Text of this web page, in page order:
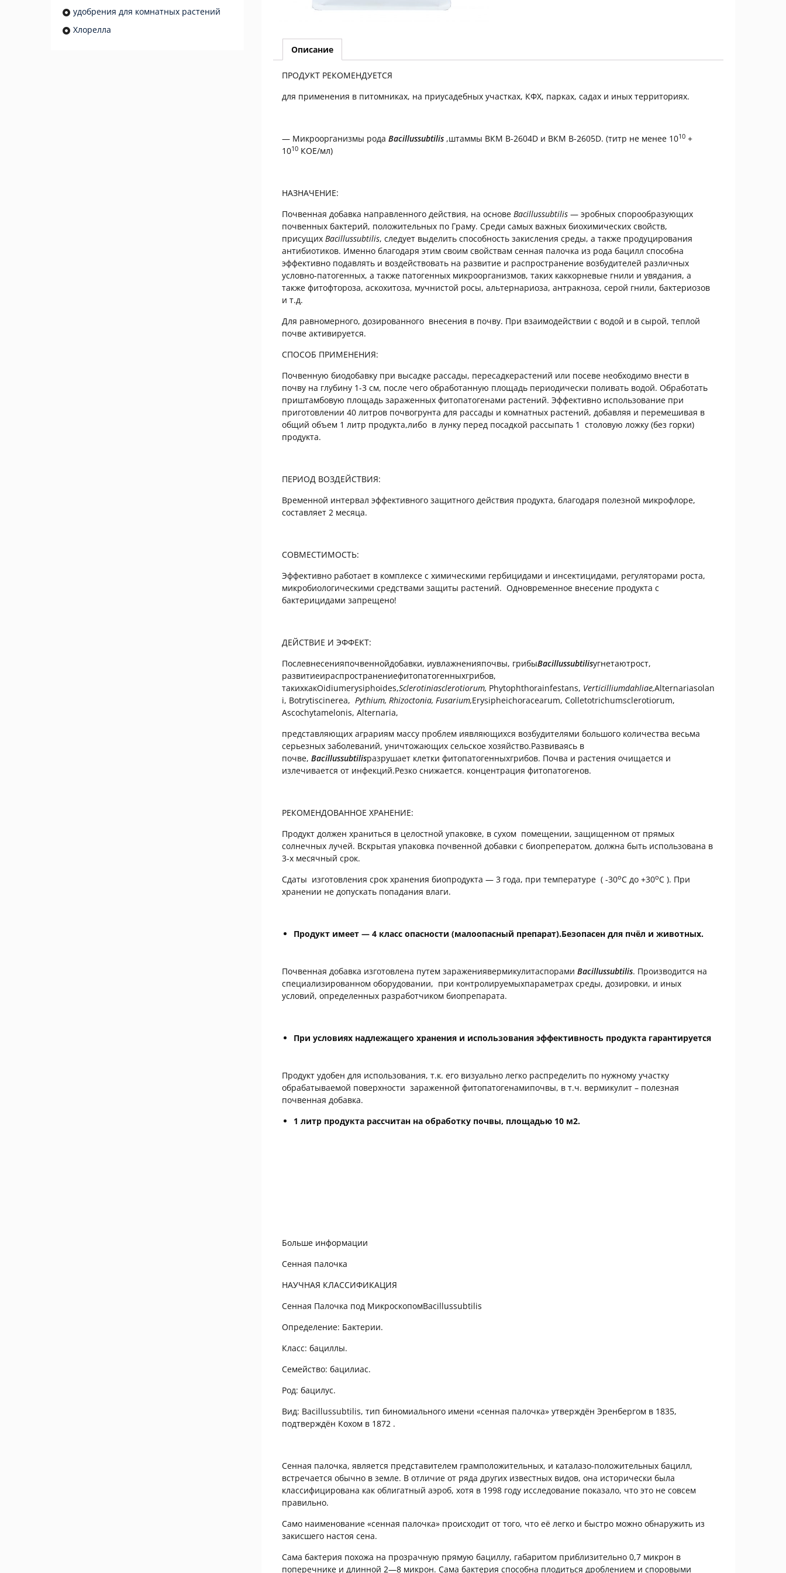
Описание
ПРОДУКТ РЕКОМЕНДУЕТСЯ
для применения в питомниках, на приусадебных участках, КФХ, парках, садах и иных территориях.
— Микроорганизмы рода Bacillussubtilis ,штаммы ВКМ В-2604D и ВКМ В-2605D. (титр не менее 1010 +
1010 КОЕ/мл)
НАЗНАЧЕНИЕ:
Почвенная добавка направленного действия, на основе Bacillussubtilis — эробных спорообразующих
почвенных бактерий, положительных по Граму. Среди самых важных биохимических свойств,
присущих Bacillussubtilis, следует выделить способность закисления среды, а также продуцирования
антибиотиков. Именно благодаря этим своим свойствам сенная палочка из рода бацилл способна
эффективно подавлять и воздействовать на развитие и распространение возбудителей различных
условно-патогенных, а также патогенных микроорганизмов, таких каккорневые гнили и увядания, а
также фитофтороза, аскохитоза, мучнистой росы, альтернариоза, антракноза, серой гнили, бактериозов
и т.д.
Для равномерного, дозированного внесения в почву. При взаимодействии с водой и в сырой, теплой
почве активируется.
СПОСОБ ПРИМЕНЕНИЯ:
Почвенную биодобавку при высадке рассады, пересадкерастений или посеве необходимо внести в
почву на глубину 1-3 см, после чего обработанную площадь периодически поливать водой. Обработать
приштамбовую площадь зараженных фитопатогенами растений. Эффективно использование при
приготовлении 40 литров почвогрунта для рассады и комнатных растений, добавляя и перемешивая в
общий объем 1 литр продукта,либо в лунку перед посадкой рассыпать 1 столовую ложку (без горки)
продукта.
ПЕРИОД ВОЗДЕЙСТВИЯ:
Временной интервал эффективного защитного действия продукта, благодаря полезной микрофлоре,
составляет 2 месяца.
СОВМЕСТИМОСТЬ:
Эффективно работает в комплексе с химическими гербицидами и инсектицидами, регуляторами роста,
микробиологическими средствами защиты растений. Одновременное внесение продукта с
бактерицидами запрещено!
ДЕЙСТВИЕ И ЭФФЕКТ:
Послевнесенияпочвеннойдобавки, иувлажненияпочвы, грибыBacillussubtilisугнетаютрост,
развитиеираспространениефитопатогенныхгрибов,
такихкакOidiumerysiphoides,Sclerotiniasclerotiorum, Phytophthorainfestans, Verticilliumdahliae,Alternariasolan
i, Botrytiscinerea, Pythium, Rhizoctonia, Fusarium,Erysipheichoracearum, Colletotrichumsclerotiorum,
Ascochytamelonis, Alternaria,
представляющих аграриям массу проблем иявляющихся возбудителями большого количества весьма
серьезных заболеваний, уничтожающих сельское хозяйство.Развиваясь в
почве, Bacillussubtilisразрушает клетки фитопатогенныхгрибов. Почва и растения очищается и
излечивается от инфекций.Резко снижается. концентрация фитопатогенов.
РЕКОМЕНДОВАННОЕ ХРАНЕНИЕ:
Продукт должен храниться в целостной упаковке, в сухом помещении, защищенном от прямых
солнечных лучей. Вскрытая упаковка почвенной добавки с биопреператом, должна быть использована в
3-х месячный срок.
Сдаты изготовления срок хранения биопродукта — 3 года, при температуре ( -30оС до +30оС ). При
хранении не допускать попадания влаги.
Продукт имеет — 4 класс опасности (малоопасный препарат).Безопасен для пчёл и животных.
Почвенная добавка изготовлена путем заражениявермикулитаспорами Bacillussubtilis. Производится на
специализированном оборудовании, при контролируемыхпараметрах среды, дозировки, и иных
условий, определенных разработчиком биопрепарата.
При условиях надлежащего хранения и использования эффективность продукта гарантируется
Продукт удобен для использования, т.к. его визуально легко распределить по нужному участку
обрабатываемой поверхности зараженной фитопатогенамипочвы, в т.ч. вермикулит – полезная
почвенная добавка.
1 литр продукта рассчитан на обработку почвы, площадью 10 м2.
Больше информации
Сенная палочка
НАУЧНАЯ КЛАССИФИКАЦИЯ
Сенная Палочка под МикроскопомBacillussubtilis
Определение: Бактерии.
Класс: бациллы.
Семейство: бацилиас.
Род: бацилус.
Вид: Bacillussubtilis, тип биномиального имени «сенная палочка» утверждён Эренбергом в 1835,
подтверждён Кохом в 1872 .
Сенная палочка, является представителем грамположительных, и каталазо-положительных бацилл,
встречается обычно в земле. В отличие от ряда других известных видов, она исторически была
классифицирована как облигатный аэроб, хотя в 1998 году исследование показало, что это не совсем
правильно.
Само наименование «сенная палочка» происходит от того, что её легко и быстро можно обнаружить из
закисшего настоя сена.
Сама бактерия похожа на прозрачную прямую бациллу, габаритом приблизительно 0,7 микрон в
поперечнике и длинной 2—8 микрон. Сама бактерия способна плодиться дроблением и споровыми
удобрения для комнатных растений
Хлорелла